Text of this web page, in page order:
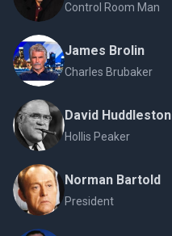
Control Room Man
James Brolin
Charles Brubaker
David Huddleston
Hollis Peaker
Norman Bartold
President